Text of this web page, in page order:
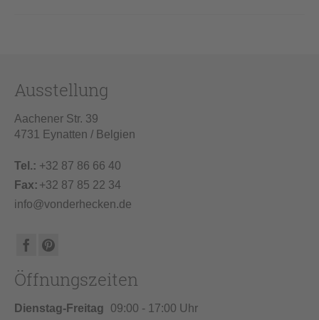
Ausstellung
Aachener Str. 39
4731 Eynatten / Belgien
Tel.: +32 87 86 66 40
Fax: +32 87 85 22 34
info@vonderhecken.de
Öffnungszeiten
Dienstag-Freitag
09:00 - 17:00 Uhr